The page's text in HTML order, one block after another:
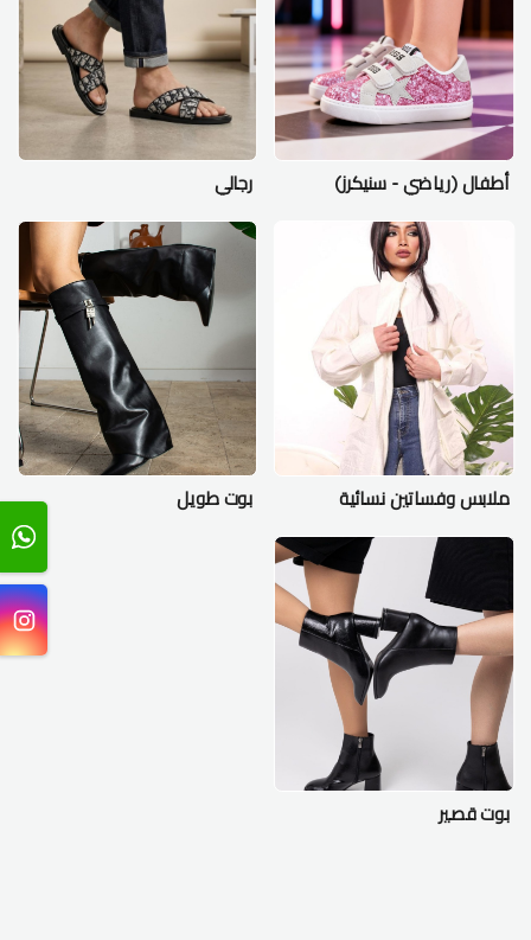
أطفال (رياضي - سنيكرز) رجالي
ملابس وفساتين نسائية بوت طويل
بوت قصير